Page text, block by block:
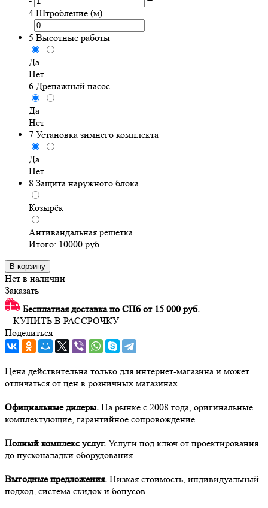
4 Штробление (м)
-
+
5 Высотные работы
Да
Нет
6 Дренажный насос
Да
Нет
7 Установка зимнего комплекта
Да
Нет
8 Защита наружного блока
Козырёк
Антивандальная решетка
Итого: 10000 руб.
В корзину
Нет в наличии
Заказать
Бесплатная доставка по СПб от 15 000 руб.
КУПИТЬ В РАССРОЧКУ
Поделиться
Цена действительна только для интернет-магазина и может
отличаться от цен в розничных магазинах
Официальные дилеры. На рынке с 2008 года, оригинальные
комплектующие, гарантийное сопровождение.
Полный комплекс услуг. Услуги под ключ от проектирования
до пусконаладки оборудования.
Выгодные предложения. Низкая стоимость, индивидуальный
подход, система скидок и бонусов.